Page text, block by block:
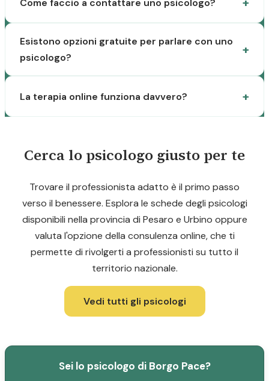
Esistono opzioni gratuite per parlare con uno
psicologo?
La terapia online funziona davvero?
Cerca lo psicologo giusto per te
Trovare il professionista adatto è il primo passo
verso il benessere. Esplora le schede degli psicologi
disponibili nella provincia di Pesaro e Urbino oppure
valuta l'opzione della consulenza online, che ti
permette di rivolgerti a professionisti su tutto il
territorio nazionale.
Vedi tutti gli psicologi
Sei lo psicologo di Borgo Pace?